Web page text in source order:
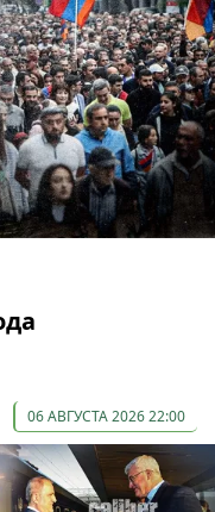
06 АВГУСТА 2026 22:00